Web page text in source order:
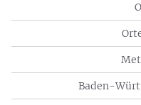
Baden-